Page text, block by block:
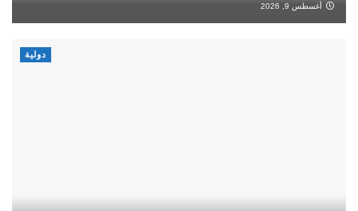
أغسطس 9, 2026
دولية